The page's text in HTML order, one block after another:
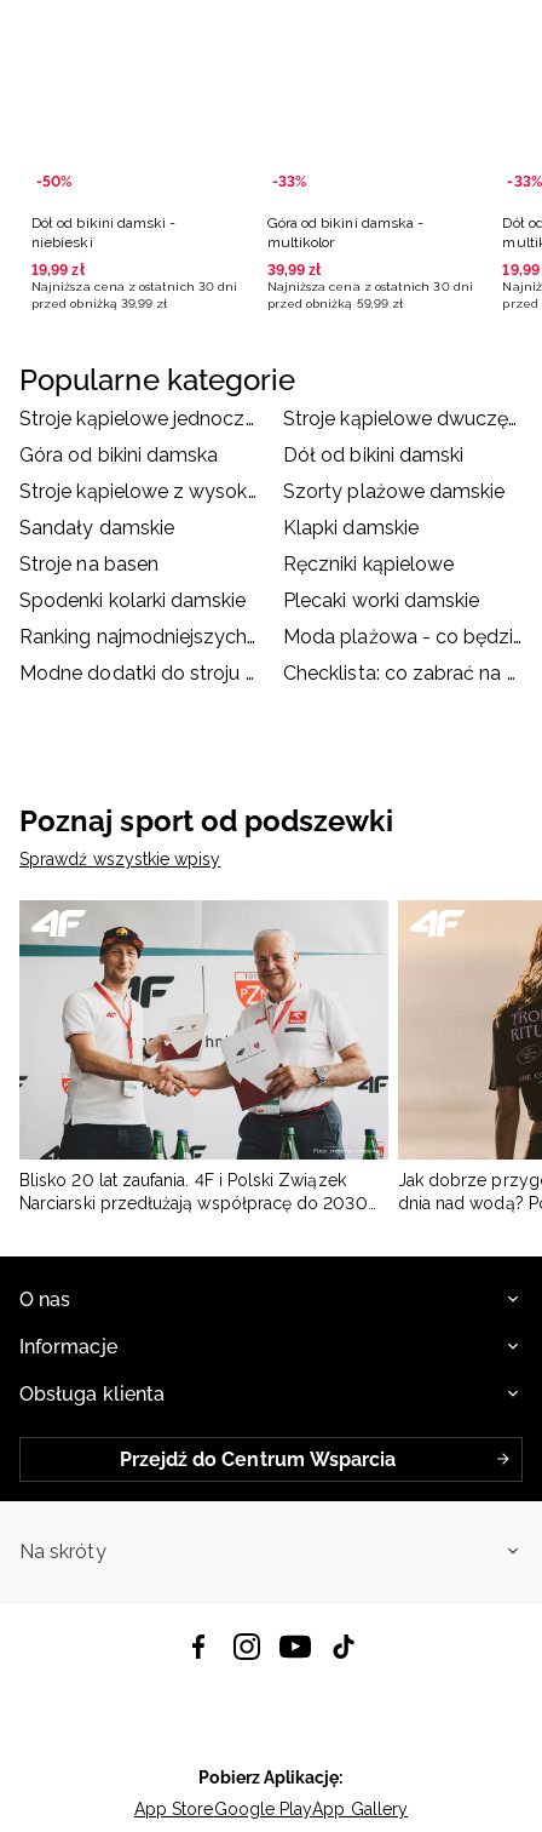
-50%
Dół od bikini damski -
niebieski
19,99 zł
Najniższa cena z ostatnich 30 dni
przed obniżką 39,99 zł
-33%
Góra od bikini damska -
multikolor
39,99 zł
Najniższa cena z ostatnich 30 dni
przed obniżką 59,99 zł
-33%
Dół
19,99
przed
Popularne kategorie
Stroje kąpielowe jednoczęściowe damskie
Stroje kąpielowe dwuczęściowe damskie
Góra od bikini damska
Dół od bikini damski
Stroje kąpielowe z wysokim stanem
Szorty plażowe damskie
Sandały damskie
Klapki damskie
Stroje na basen
Ręczniki kąpielowe
Spodenki kolarki damskie
Plecaki worki damskie
Ranking najmodniejszych strojów kąpielowych
Moda plażowa - co będzie hitem wakacji?
Modne dodatki do stroju kąpielowego
Checklista: co zabrać na basen?
Poznaj sport od podszewki
Sprawdź wszystkie wpisy
Blisko 20 lat zaufania. 4F i Polski Związek
Narciarski przedłużają współpracę do 2030
Jak dobrze
dnia nad wodą?
O nas
Informacje
Obsługa klienta
Przejdź do Centrum Wsparcia
Na skróty
Pobierz Aplikację:
App StoreGoogle PlayApp Gallery